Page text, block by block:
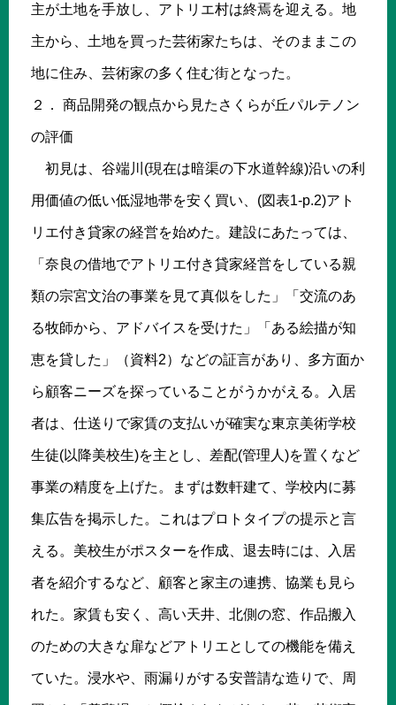
主が土地を手放し、アトリエ村は終焉を迎える。地
主から、土地を買った芸術家たちは、そのままこの
地に住み、芸術家の多く住む街となった。
２． 商品開発の観点から見たさくらが丘パルテノン
の評価
初見は、谷端川(現在は暗渠の下水道幹線)沿いの利
用価値の低い低湿地帯を安く買い、(図表1-p.2)アト
リエ付き貸家の経営を始めた。建設にあたっては、
「奈良の借地でアトリエ付き貸家経営をしている親
類の宗宮文治の事業を見て真似をした」「交流のあ
る牧師から、アドバイスを受けた」「ある絵描が知
恵を貸した」（資料2）などの証言があり、多方面か
ら顧客ニーズを探っていることがうかがえる。入居
者は、仕送りで家賃の支払いが確実な東京美術学校
生徒(以降美校生)を主とし、差配(管理人)を置くなど
事業の精度を上げた。まずは数軒建て、学校内に募
集広告を掲示した。これはプロトタイプの提示と言
える。美校生がポスターを作成、退去時には、入居
者を紹介するなど、顧客と家主の連携、協業も見ら
れた。家賃も安く、高い天井、北側の窓、作品搬入
のための大きな扉などアトリエとしての機能を備え
ていた。浸水や、雨漏りがする安普請な造りで、周